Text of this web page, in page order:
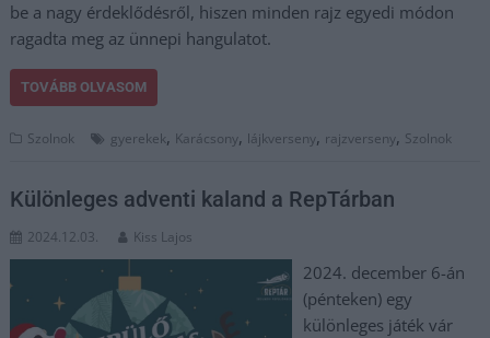
be a nagy érdeklődésről, hiszen minden rajz egyedi módon
ragadta meg az ünnepi hangulatot.
TOVÁBB OLVASOM
Szolnok gyerekek, Karácsony, lájkverseny, rajzverseny, Szolnok
Különleges adventi kaland a RepTárban
2024.12.03. Kiss Lajos
2024. december 6-án
(pénteken) egy
különleges játék vár